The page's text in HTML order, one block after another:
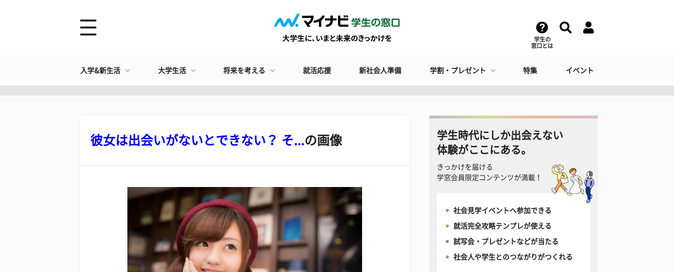
学生の
窓口とは
入学&新生活 大学生活 将来を考える 就活応援 新社会人準備 学割・プレゼント 特集 イベント
彼女は出会いがないとできない？ そ...の画像
学生時代にしか出会えない
体験がここにある。
きっかけを届ける
学窓会員限定コンテンツが満載！
社会見学イベントへ参加できる
就活完全攻略テンプレが使える
試写会・プレゼントなどが当たる
社会人や学生とのつながりがつくれる